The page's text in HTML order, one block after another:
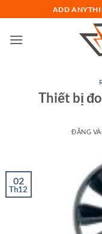
qua
nội
ADD
Thiết bị
ĐĂNG
02
Th12